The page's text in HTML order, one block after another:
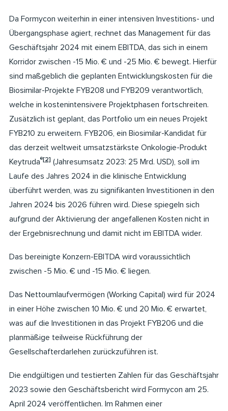
Da Formycon weiterhin in einer intensiven Investitions- und
Übergangsphase agiert, rechnet das Management für das
Geschäftsjahr 2024 mit einem EBITDA, das sich in einem
Korridor zwischen -15 Mio. € und -25 Mio. € bewegt. Hierfür
sind maßgeblich die geplanten Entwicklungskosten für die
Biosimilar-Projekte FYB208 und FYB209 verantwortlich,
welche in kostenintensivere Projektphasen fortschreiten.
Zusätzlich ist geplant, das Portfolio um ein neues Projekt
FYB210 zu erweitern. FYB206, ein Biosimilar-Kandidat für
das derzeit weltweit umsatzstärkste Onkologie-Produkt
Keytruda®[2] (Jahresumsatz 2023: 25 Mrd. USD), soll im
Laufe des Jahres 2024 in die klinische Entwicklung
überführt werden, was zu signifikanten Investitionen in den
Jahren 2024 bis 2026 führen wird. Diese spiegeln sich
aufgrund der Aktivierung der angefallenen Kosten nicht in
der Ergebnisrechnung und damit nicht im EBITDA wider.
Das bereinigte Konzern-EBITDA wird voraussichtlich
zwischen -5 Mio. € und -15 Mio. € liegen.
Das Nettoumlaufvermögen (Working Capital) wird für 2024
in einer Höhe zwischen 10 Mio. € und 20 Mio. € erwartet,
was auf die Investitionen in das Projekt FYB206 und die
planmäßige teilweise Rückführung der
Gesellschafterdarlehen zurückzuführen ist.
Die endgültigen und testierten Zahlen für das Geschäftsjahr
2023 sowie den Geschäftsbericht wird Formycon am 25.
April 2024 veröffentlichen. Im Rahmen einer